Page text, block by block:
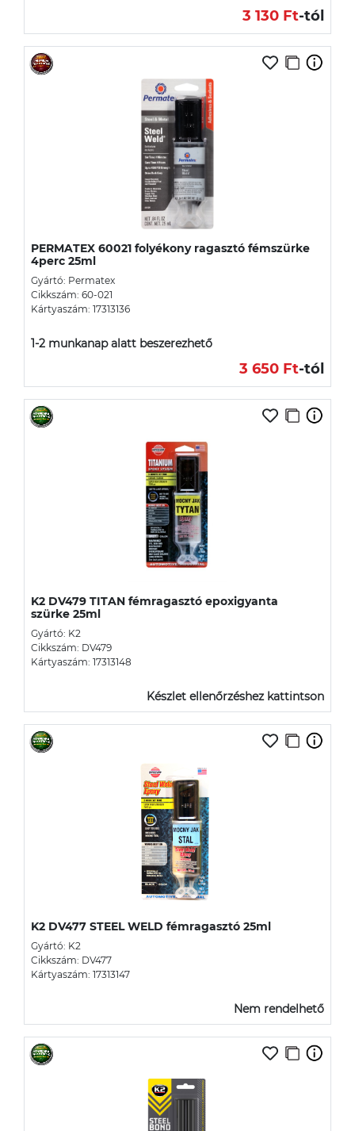
3 130 Ft-tól
PERMATEX 60021 folyékony ragasztó fémszürke
4perc 25ml
Gyártó: Permatex
Cikkszám: 60-021
Kártyaszám: 17313136
1-2 munkanap alatt beszerezhető
3 650 Ft-tól
K2 DV479 TITAN fémragasztó epoxigyanta
szürke 25ml
Gyártó: K2
Cikkszám: DV479
Kártyaszám: 17313148
Készlet ellenőrzéshez kattintson
K2 DV477 STEEL WELD fémragasztó 25ml
Gyártó: K2
Cikkszám: DV477
Kártyaszám: 17313147
Nem rendelhető